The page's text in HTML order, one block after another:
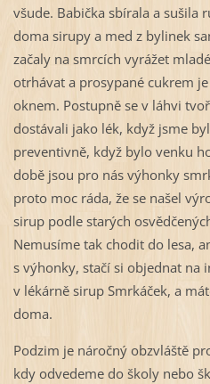
všude. Babička sbírala a sušila
doma sirupy a med z bylinek
začaly na smrcích vyrážet
otrhávat a prosypané cukrem
oknem. Postupně se v láhvi
dostávali jako lék, když jsme
preventivně, když bylo venku
době jsou pro nás výhonky
proto moc ráda, že se našel
sirup podle starých
Nemusíme tak chodit do lesa,
s výhonky, stačí si objednat na
v lékárně sirup Smrkáček, a
doma.
Podzim je náročný obzvláště
kdy odvedeme do školy nebo